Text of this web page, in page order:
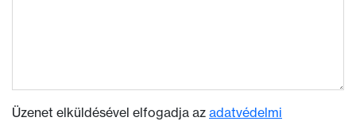
Üzenet elküldésével elfogadja az adatvédelmi